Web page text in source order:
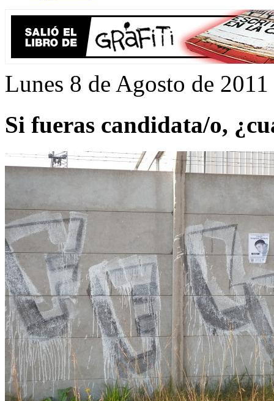
Lunes 8 de Agosto de 2011
Si fueras candidata/o,